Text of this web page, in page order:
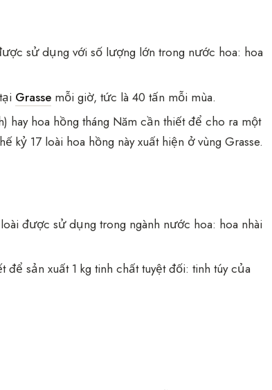
sử dụng với số lượng lớn trong nước hoa: hoa
Grasse mỗi giờ, tức là 40 tấn mỗi mùa.
hay hoa hồng tháng Năm cần thiết để cho ra một
kỷ 17 loài hoa hồng này xuất hiện ở vùng Grasse.
được sử dụng trong ngành nước hoa: hoa nhài
sản xuất 1 kg tinh chất tuyệt đối: tinh túy của